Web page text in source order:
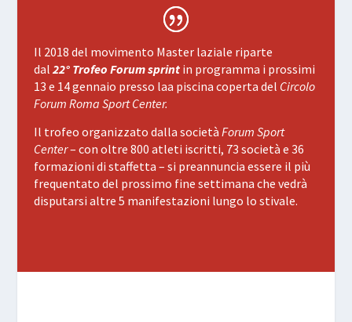
Il 2018 del movimento Master laziale riparte
dal 22° Trofeo Forum sprintin programma i prossimi
13 e 14 gennaio presso laa piscina coperta del Circolo
Forum Roma Sport Center.
Il trofeo organizzato dalla società Forum Sport
Center– con oltre 800 atleti iscritti, 73 società e 36
formazioni di staffetta – si preannuncia essere il più
frequentato del prossimo fine settimana che vedrà
disputarsi altre 5 manifestazioni lungo lo stivale.